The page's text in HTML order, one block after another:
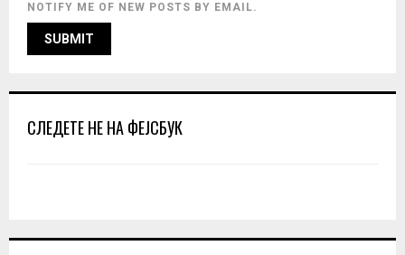
NOTIFY ME OF NEW POSTS BY EMAIL.
СЛЕДЕТЕ НЕ НА ФЕЈСБУК